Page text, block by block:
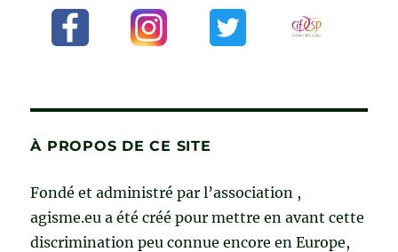
À PROPOS DE CE SITE
Fondé et administré par l’association ,
agisme.eu a été créé pour mettre en avant cette
discrimination peu connue encore en Europe,